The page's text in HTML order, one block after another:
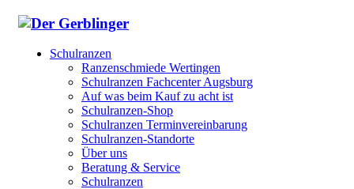
Schulranzen
Ranzenschmiede Wertingen
Schulranzen Fachcenter Augsburg
Auf was beim Kauf zu acht ist
Schulranzen-Shop
Schulranzen Terminvereinbarung
Schulranzen-Standorte
Über uns
Beratung & Service
Schulranzen